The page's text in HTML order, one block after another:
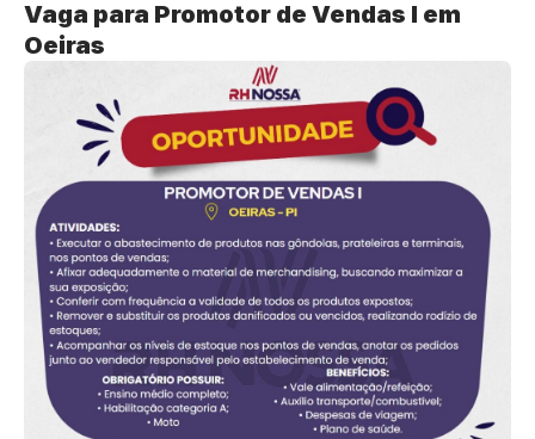
Vaga para Promotor de Vendas I em
Oeiras